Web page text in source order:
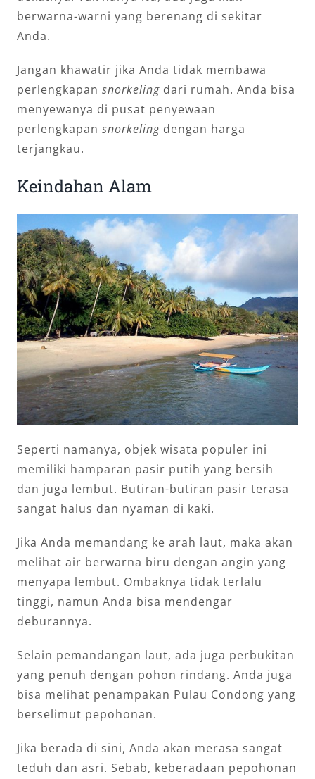
berwarna-warni yang berenang di sekitar
Anda.
Jangan khawatir jika Anda tidak membawa
perlengkapan snorkeling dari rumah. Anda bisa
menyewanya di pusat penyewaan
perlengkapan snorkeling dengan harga
terjangkau.
Keindahan Alam
Seperti namanya, objek wisata populer ini
memiliki hamparan pasir putih yang bersih
dan juga lembut. Butiran-butiran pasir terasa
sangat halus dan nyaman di kaki.
Jika Anda memandang ke arah laut, maka akan
melihat air berwarna biru dengan angin yang
menyapa lembut. Ombaknya tidak terlalu
tinggi, namun Anda bisa mendengar
deburannya.
Selain pemandangan laut, ada juga perbukitan
yang penuh dengan pohon rindang. Anda juga
bisa melihat penampakan Pulau Condong yang
berselimut pepohonan.
Jika berada di sini, Anda akan merasa sangat
teduh dan asri. Sebab, keberadaan pepohonan